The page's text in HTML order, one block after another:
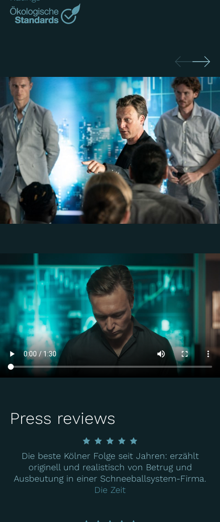
Press reviews
Die beste Kölner Folge seit Jahren: erzählt
originell und realistisch von Betrug und
Ausbeutung in einer Schneeballsystem-Firma.
Die Zeit